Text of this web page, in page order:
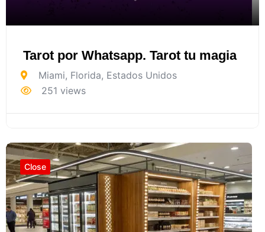
Tarot por Whatsapp. Tarot tu magia
Miami, Florida, Estados Unidos
251 views
Close